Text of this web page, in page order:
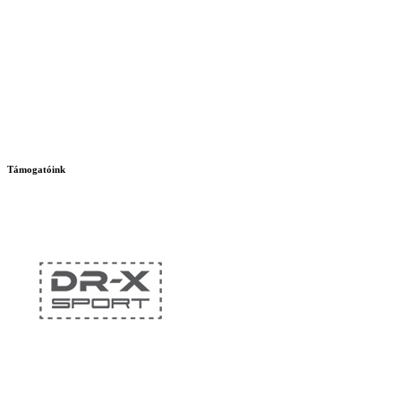
Támogatóink